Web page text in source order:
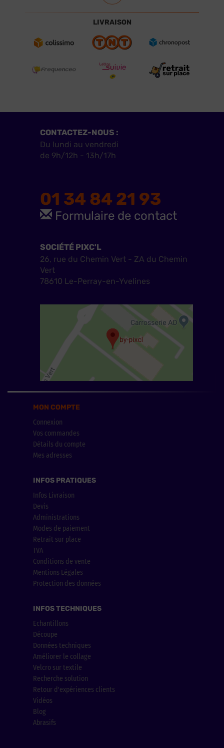
LIVRAISON
CONTACTEZ-NOUS :
Du lundi au vendredi
de 9h/12h - 13h/17h
01 34 84 21 93
Formulaire de contact
SOCIÉTÉ PIXC'L
26, rue du Chemin Vert - ZA du Chemin
Vert
78610 Le-Perray-en-Yvelines
MON COMPTE
Connexion
Vos commandes
Détails du compte
Mes adresses
INFOS PRATIQUES
Infos Livraison
Devis
Administrations
Modes de paiement
Retrait sur place
TVA
Conditions de vente
Mentions Légales
Protection des données
INFOS TECHNIQUES
Echantillons
Découpe
Données techniques
Améliorer le collage
Velcro sur textile
Recherche solution
Retour d'expériences clients
Vidéos
Blog
Abrasifs